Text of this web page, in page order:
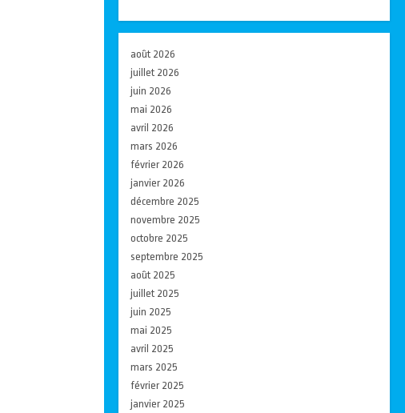
août 2026
juillet 2026
juin 2026
mai 2026
avril 2026
mars 2026
février 2026
janvier 2026
décembre 2025
novembre 2025
octobre 2025
septembre 2025
août 2025
juillet 2025
juin 2025
mai 2025
avril 2025
mars 2025
février 2025
janvier 2025